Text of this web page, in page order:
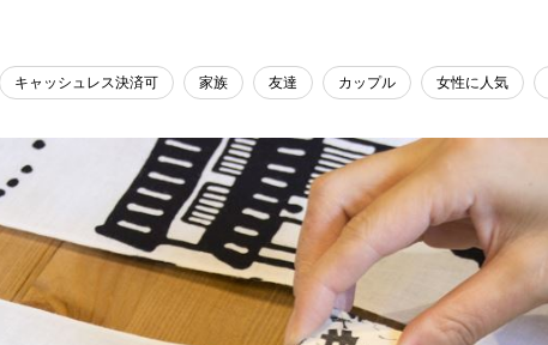
キャッシュレス決済可 家族 友達 カップル 女性に人気